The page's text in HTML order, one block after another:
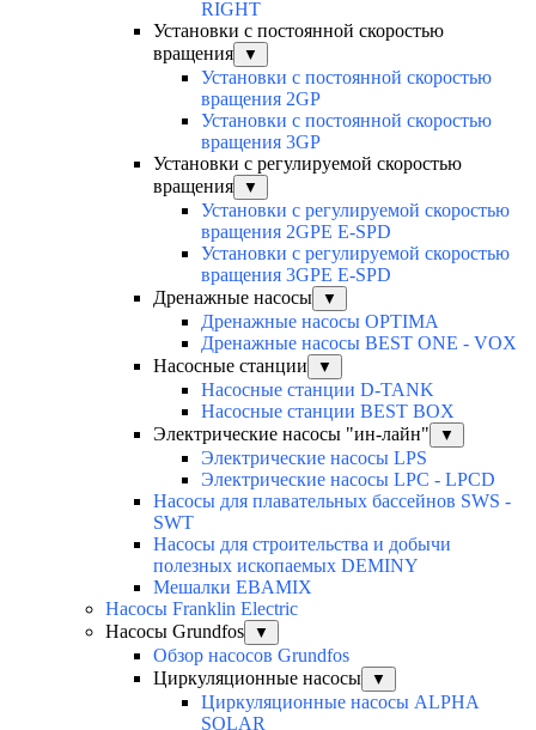
RIGHT
Установки с постоянной скоростью
вращения
▼
Установки с постоянной скоростью
вращения 2GP
Установки с постоянной скоростью
вращения 3GP
Установки с регулируемой скоростью
вращения
▼
Установки с регулируемой скоростью
вращения 2GPE E-SPD
Установки с регулируемой скоростью
вращения 3GPE E-SPD
Дренажные насосы
▼
Дренажные насосы OPTIMA
Дренажные насосы BEST ONE - VOX
Насосные станции
▼
Насосные станции D-TANK
Насосные станции BEST BOX
Электрические насосы "ин-лайн"
▼
Электрические насосы LPS
Электрические насосы LPC - LPCD
Насосы для плавательных бассейнов SWS -
SWT
Насосы для строительства и добычи
полезных ископаемых DEMINY
Мешалки EBAMIX
Насосы Franklin Electric
Насосы Grundfos
▼
Обзор насосов Grundfos
Циркуляционные насосы
▼
Циркуляционные насосы ALPHA
SOLAR